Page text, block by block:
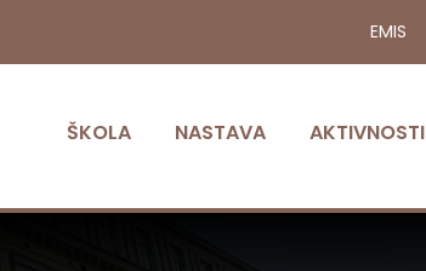
EMIS
ŠKOLA NASTAVA AKTIVNOSTI